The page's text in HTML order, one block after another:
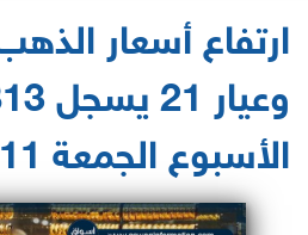
الأسبوع الجمعة 11 يونيو 2021